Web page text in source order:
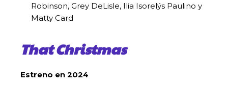
Robinson, Grey DeLisle, Ilia Isorelýs Paulino y
Matty Card
That Christmas
Estreno en 2024